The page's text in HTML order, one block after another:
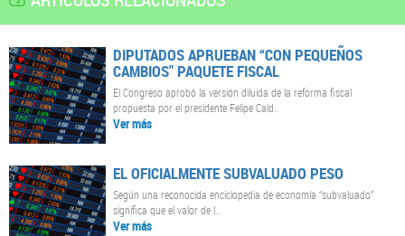
DIPUTADOS APRUEBAN “CON PEQUEÑOS
CAMBIOS" PAQUETE FISCAL
El Congreso aprobó la versión diluida de la reforma fiscal
propuesta por el presidente Felipe Cald..
Ver más
EL OFICIALMENTE SUBVALUADO PESO
Según una reconocida enciclopedia de economía “subvaluado”
significa que el valor de l..
Ver más